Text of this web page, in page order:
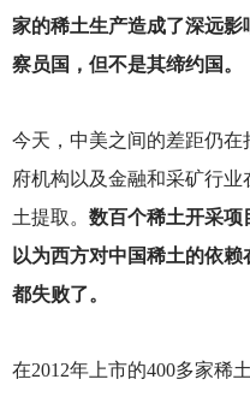
家的稀土生产造成了深远
察员国，但不是其缔约国。
今天，中美之间的差距仍
府机构以及金融和采矿行
土提取。 数百个稀土开采项
以为西方对中国稀土的依
都失败了。
在2012年上市的400多家稀